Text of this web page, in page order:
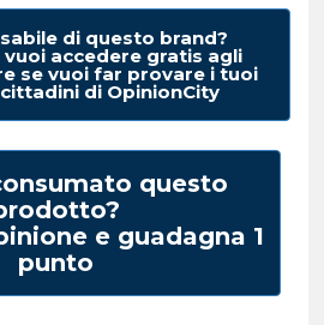
di questo brand?
accedere gratis agli
se vuoi far provare i tuoi
di OpinionCity
questo
e guadagna 1
punto